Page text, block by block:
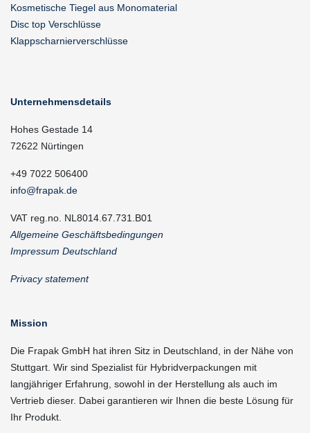
Kosmetische Tiegel aus Monomaterial
Disc top Verschlüsse
Klappscharnierverschlüsse
Unternehmensdetails
Hohes Gestade 14
72622 Nürtingen
+49 7022 506400
info@frapak.de
VAT reg.no. NL8014.67.731.B01
Allgemeine Geschäftsbedingungen
Impressum Deutschland
Privacy statement
Mission
Die Frapak GmbH hat ihren Sitz in Deutschland, in der Nähe von
Stuttgart. Wir sind Spezialist für Hybridverpackungen mit
langjähriger Erfahrung, sowohl in der Herstellung als auch im
Vertrieb dieser. Dabei garantieren wir Ihnen die beste Lösung für
Ihr Produkt.